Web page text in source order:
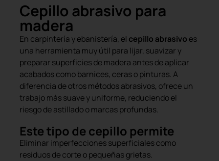
Cepillo abrasivo para
madera
En carpintería y ebanistería, el cepillo abrasivo es
una herramienta muy útil para lijar, suavizar y
preparar superficies de madera antes de aplicar
acabados como barnices, ceras o pinturas. A
diferencia de otros métodos abrasivos, ofrece un
trabajo más suave y uniforme, reduciendo el
riesgo de astillado o marcas profundas.
Este tipo de cepillo permite
Eliminar imperfecciones superficiales como
residuos de corte o pequeñas grietas.